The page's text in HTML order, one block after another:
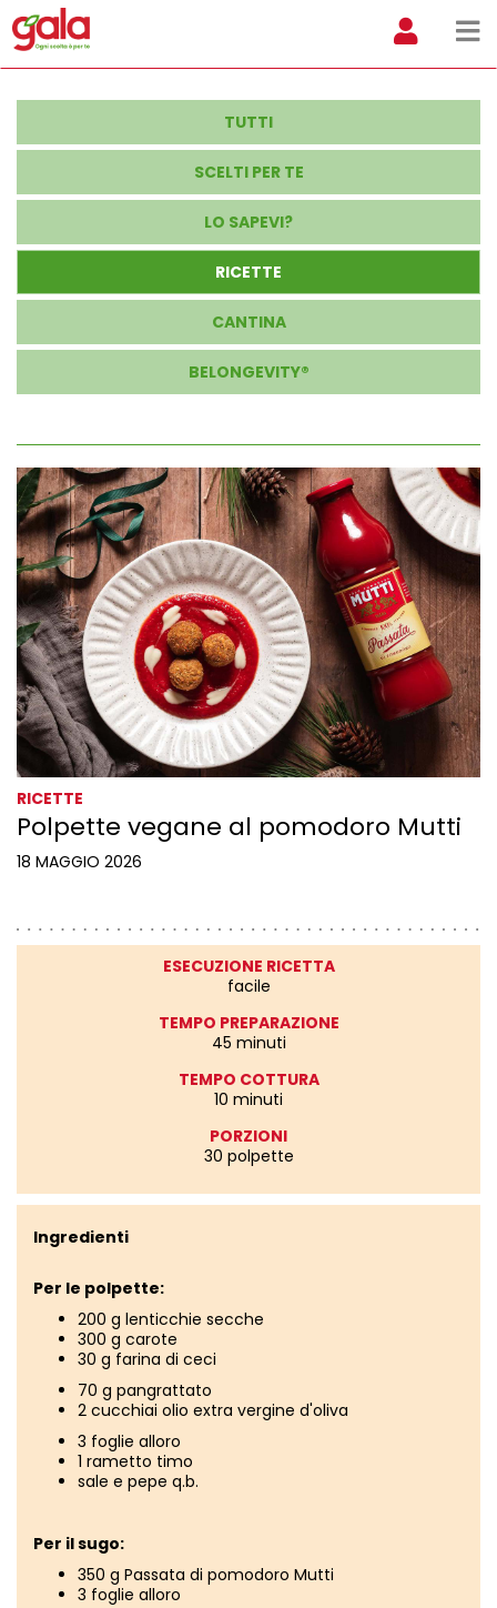
TUTTI
SCELTI PER TE
LO SAPEVI?
RICETTE
CANTINA
BELONGEVITY®
RICETTE
Polpette vegane al pomodoro Mutti
18 MAGGIO 2026
ESECUZIONE RICETTA
facile
TEMPO PREPARAZIONE
45 minuti
TEMPO COTTURA
10 minuti
PORZIONI
30 polpette
Ingredienti
Per le polpette:
200 g lenticchie secche
300 g carote
30 g farina di ceci
70 g pangrattato
2 cucchiai olio extra vergine d'oliva
3 foglie alloro
1 rametto timo
sale e pepe q.b.
Per il sugo:
350 g Passata di pomodoro Mutti
3 foglie alloro